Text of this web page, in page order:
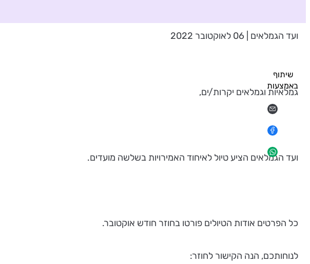
ועד הגמלאים | 06 לאוקטובר 2022
גמלאיות וגמלאים יקרות/ים,
ועד הגמלאים הציע טיול לאיחוד האמירויות בשלשה מועדים.
כל הפרטים אודות הטיולים פורטו בחוזר חודש אוקטובר.
לנוחותכם, הנה הקישור לחוזר:
שיתוף
באמצעות